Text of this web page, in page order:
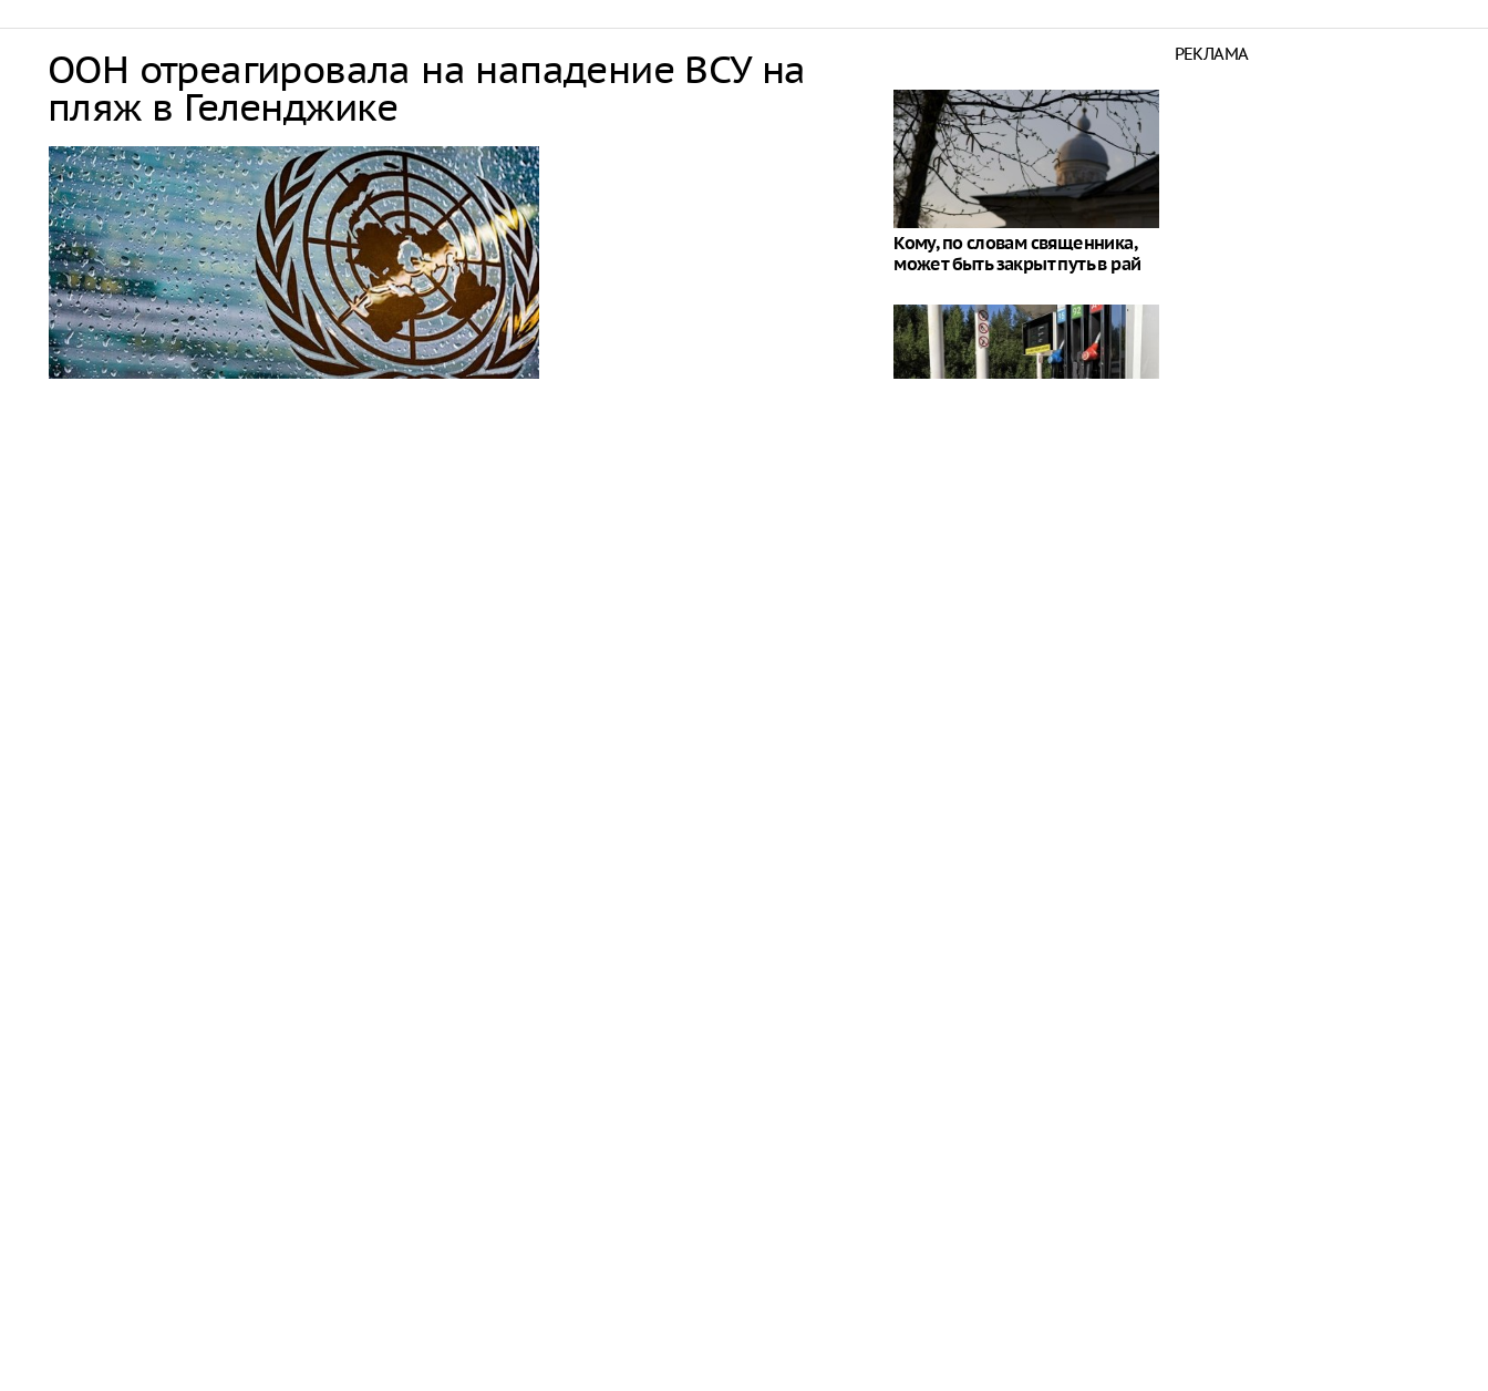
ООН отреагировала на нападение ВСУ на
пляж в Геленджике
Кому, по словам священника,
может быть закрыт путь в рай
РЕКЛАМА